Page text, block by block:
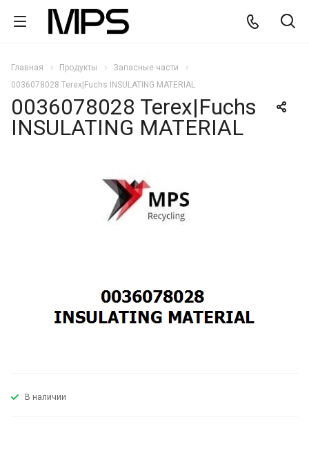
Главная Продукты
Запасные части
0036078028 Terex|Fuchs INSULATING MATERIAL
0036078028 Terex|Fuchs
INSULATING MATERIAL
В наличии